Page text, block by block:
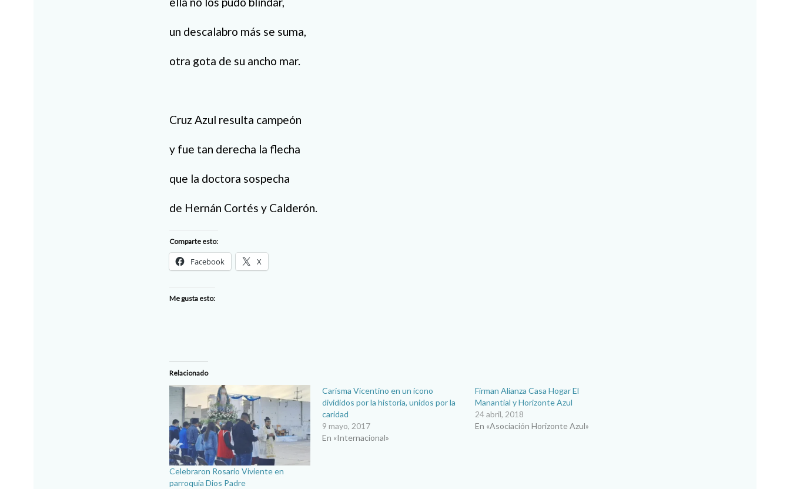
un descalabro más se suma,
otra gota de su ancho mar.
Cruz Azul resulta campeón
y fue tan derecha la flecha
que la doctora sospecha
de Hernán Cortés y Calderón.
Comparte esto:
Facebook X
Me gusta esto:
Relacionado
Celebraron Rosario Viviente en
parroquia Dios Padre
Carisma Vicentino en un ícono
divididos por la historia, unidos por la
caridad
9 mayo, 2017
En «Internacional»
Firman Alianza Casa Hogar El
Manantial y Horizonte Azul
24 abril, 2018
En «Asociación Horizonte Azul»